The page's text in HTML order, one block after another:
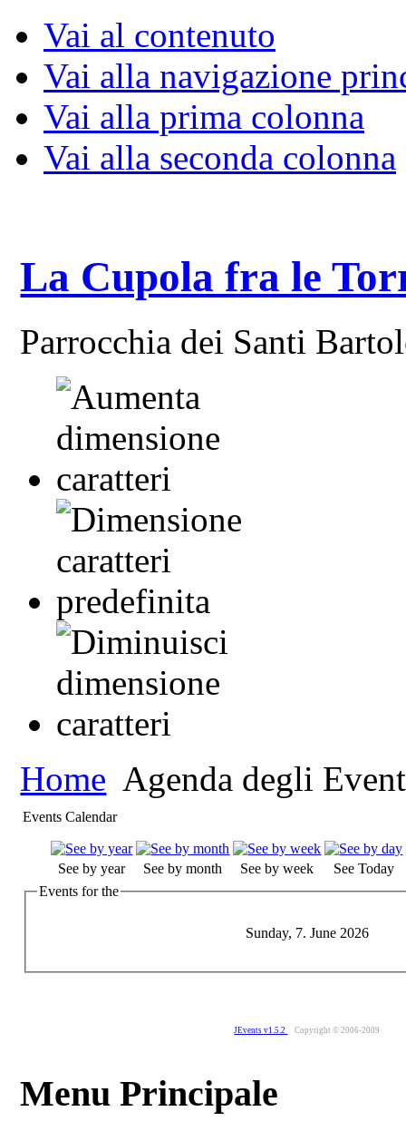
Vai al contenuto
Vai alla navigazione
Vai alla prima colonna
Vai alla seconda colonna
La Cupola fra le
Parrocchia dei Santi
Home Agenda degli
Events Calendar
See by year See by month See by week
See Today
Events for the
Sunday, 7. June 2026
JEvents v1.5.2 Copyright © 2006-2009
Menu Principale